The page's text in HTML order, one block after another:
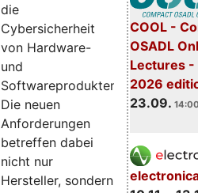
COOL -
OSADL
Lectures -
2026
23.09.
die
Cybersicherheit
von Hardware-
und
Softwareprodukten.
Die neuen
Anforderungen
betreffen dabei
nicht nur
Hersteller, sondern